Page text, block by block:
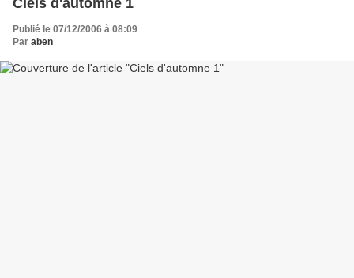
Ciels d'automne 1
Publié le 07/12/2006 à 08:09
Par aben